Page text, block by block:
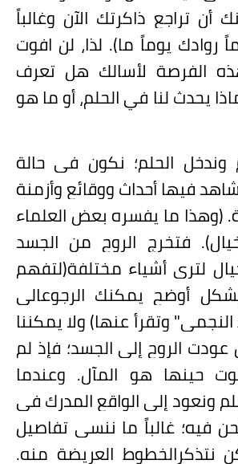
أن تراجع ذاكرتك الآن وغالباً
روادك يوماً ما). لذا، لن افوت
الفرصة لأسالك هل تعرف
يحدث لنا في الحلم، أو ما هو
وندخل الحلم؛ نكون في حالة
فيها أحداث ووقائع وأزمنة
(وهذا ما يفسره بعض العلماء
فتخرج الروح من الجسد
لترى أشياء مختلفة(لتفهم
أوضح يمكنك الرجوعالى
وتقرأ عنها) ولا يمكننا
الروح إلى الجسد؛ فإذ لم
حينها هو المآل. وعندما
ونعود إلى الواقع المدرك في
فيه؛ غالباً ما ننسى تفاصيل
نتذكرالخطوط العريضة منه.